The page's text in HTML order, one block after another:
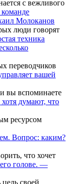
с вежливого
Молоканов
люди говорят
техника
переводчиков
вашей
вы вспоминаете
думают, что
ресурсом
Вопрос: каким?
что хочет
голове. —
своей